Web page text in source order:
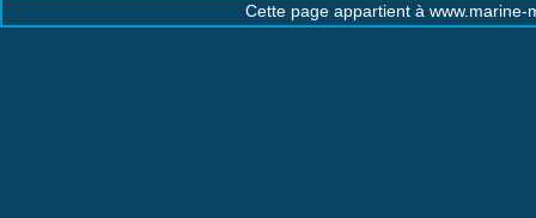
Cette page appartient à